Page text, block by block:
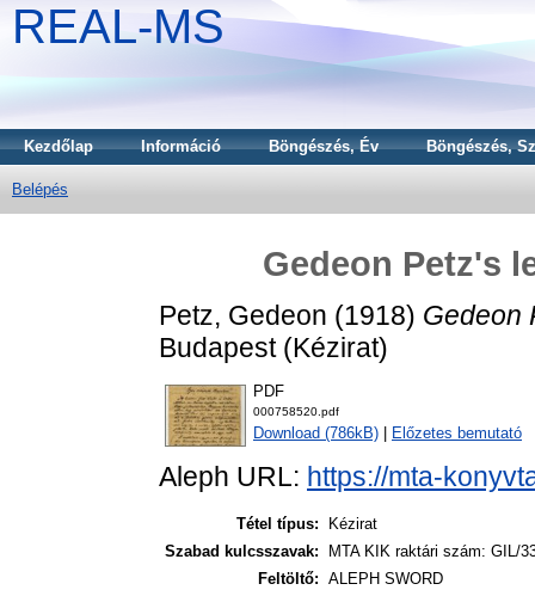
REAL-MS
Kezdőlap Információ Böngészés, Év Böngészés,
Belépés
Gedeon Petz's
Petz, Gedeon (1918) Gedeon
Budapest (Kézirat)
PDF
000758520.pdf
Download (786kB) Előzetes bemutató
Aleph URL: https://mta-
Tétel típus:
Kézirat
Szabad kulcsszavak:
MTA KIK raktári szám: GIL/
Feltöltő: ALEPH SWORD